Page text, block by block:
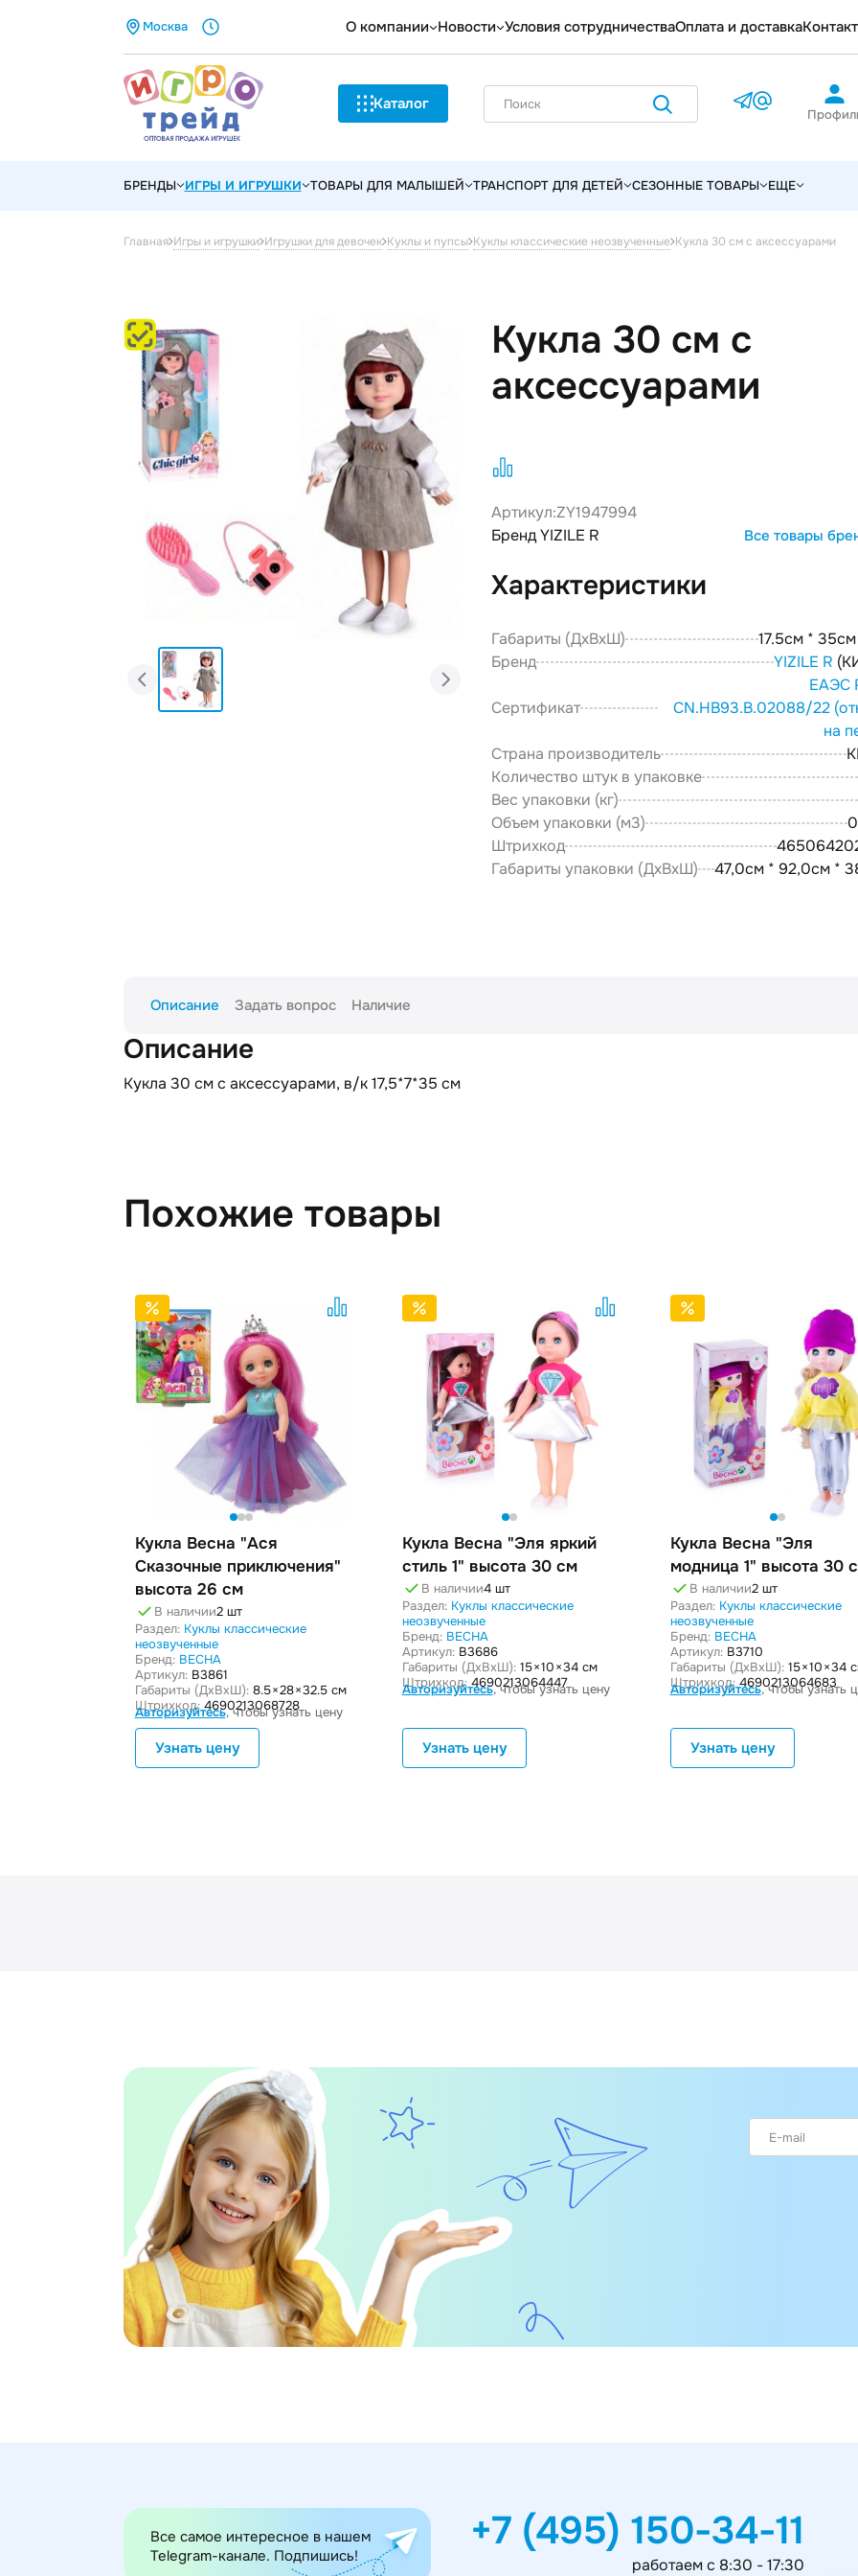
Москва О компании Новости Условия сотрудничестваОплата и доставка
Каталог
БРЕНДЫ ИГРЫ И ИГРУШКИ ТОВАРЫ ДЛЯ МАЛЫШЕЙ ТРАНСПОРТ ДЛЯ ДЕТЕЙ СЕЗОННЫЕ ТОВАРЫ ЕЩЕ
Главная Игры и игрушки Игрушки для девочек Куклы и пупсы Куклы классические неозвученные Кукла 30 см с аксессуарами
Кукла 30 см с
аксессуарами
Артикул:ZY1947994
Бренд YIZILE R
Все товары
Характеристики
Габариты (ДxВxШ)
17.5см *
Бренд
YIZILE R
Сертификат
ЕАЭС
CN.НВ93.В.02088/22
на
Страна производитель
Количество штук в упаковке
Вес упаковки (кг)
Объем упаковки (м3)
Штрихкод
Габариты упаковки (ДxВxШ)
47,0см * 92,0см *
Описание Задать вопрос Наличие
Описание
Кукла 30 см с аксессуарами, в/к 17,5*7*35 см
Похожие товары
Кукла Весна "Ася
Сказочные приключения"
высота 26 см
В наличии2 шт
Раздел: Куклы классические
неозвученные
Бренд: ВЕСНА
Артикул:В3861
Габариты (ДxВxШ):8.5 × 28 × 32.5 см
Штрихкод:4690213068728
Авторизуйтесь, чтобы узнать цену
Узнать цену
Кукла Весна "Эля яркий
стиль 1" высота 30 см
В наличии4 шт
Раздел: Куклы классические
неозвученные
Бренд: ВЕСНА
Артикул: B3686
Габариты (ДxВxШ): 15 × 10 × 34 см
Штрихкод: 4690213064447
Авторизуйтесь, чтобы узнать цену
Узнать цену
Кукла Весна "Эля
модница 1" высота 30
В наличии2 шт
Раздел: Куклы классические
неозвученные
Бренд: ВЕСНА
Артикул: B3710
Габариты (ДxВxШ): 15 × 10 × 34
Штрихкод: 4690213064683
Авторизуйтесь, чтобы узнать
Узнать цену
Все самое интересное в нашем
Telegram-канале. Подпишись!
+7 (495) 150-34-11
работаем с 8:30 - 17:30